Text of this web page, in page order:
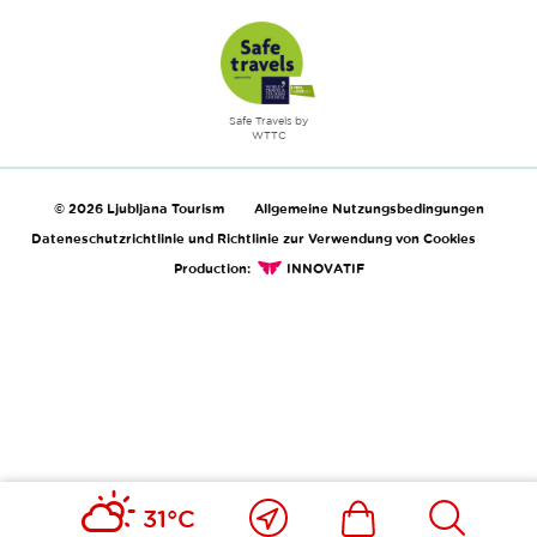
31°C
Nahe
Safe Travels by
WTTC
© 2026 Ljubljana Tourism
Allgemeine Nutzungsbedingungen
Dateneschutzrichtlinie und Richtlinie zur Verwendung von Cookies
Production:
INNOVATIF